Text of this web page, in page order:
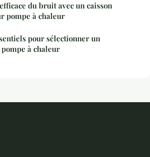
du bruit avec un caisson
pompe à chaleur
pour sélectionner un
à chaleur